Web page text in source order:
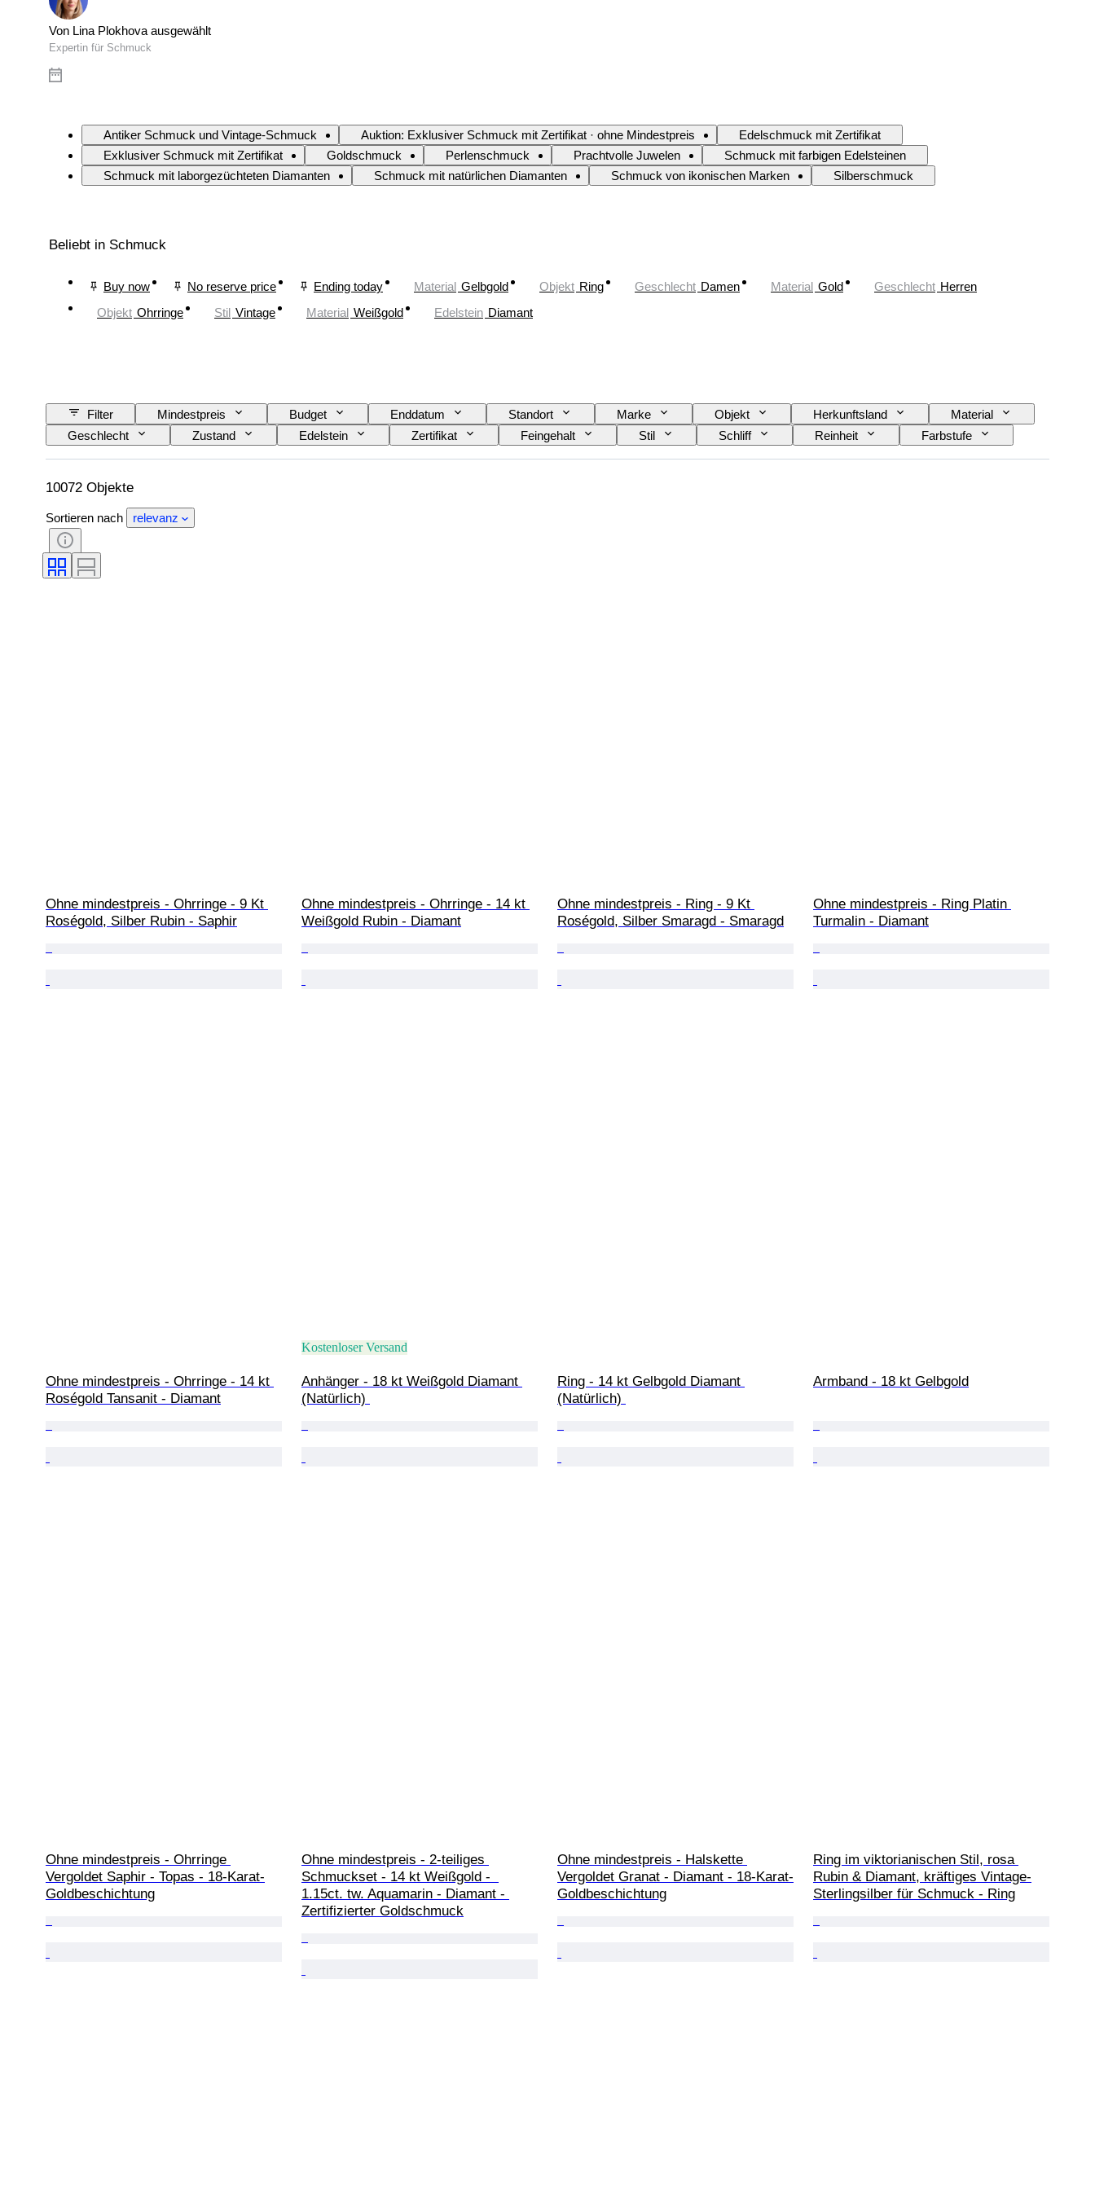
Von Lina Plokhova ausgewählt
Expertin für Schmuck
Antiker Schmuck und Vintage-Schmuck Auktion: Exklusiver Schmuck mit Zertifikat · ohne Mindestpreis
Edelschmuck mit Zertifikat
Exklusiver Schmuck mit Zertifikat
Goldschmuck Perlenschmuck Prachtvolle Juwelen
Schmuck mit farbigen Edelsteinen
Schmuck mit laborgezüchteten Diamanten
Schmuck mit natürlichen Diamanten Schmuck von ikonischen Marken Silberschmuck
Beliebt in Schmuck
Buy now No reserve price Ending today Material Gelbgold Objekt Ring Geschlecht Damen Material Gold Geschlecht Herren
Objekt Ohrringe Stil Vintage Material Weißgold Edelstein Diamant
Filter Mindestpreis Budget Enddatum Standort Marke Objekt Herkunftsland
Material
Geschlecht
Zustand Edelstein Zertifikat Feingehalt Stil Schliff Reinheit
Farbstufe
Exakte Farbe
Angegebene Größe Transparenz des Edelsteins Behandlung Diamanttyp Perlenglanz
Epoche
10072 Objekte
Sortieren nach relevanz
Ohne mindestpreis - Ohrringe - 9 Kt
Roségold, Silber Rubin - Saphir
Ohne mindestpreis - Ohrringe - 14 kt
Weißgold Rubin - Diamant
Ohne mindestpreis - Ring - 9 Kt
Roségold, Silber Smaragd - Smaragd
Ohne mindestpreis - Ring Platin
Turmalin - Diamant
Ohne mindestpreis - Ohrringe - 14 kt
Roségold Tansanit - Diamant
Kostenloser Versand
Anhänger - 18 kt Weißgold Diamant
(Natürlich)
Ring - 14 kt Gelbgold Diamant
(Natürlich)
Armband - 18 kt Gelbgold
Ohne mindestpreis - Ohrringe
Vergoldet Saphir - Topas - 18-Karat-
Goldbeschichtung
Ohne mindestpreis - 2-teiliges
Schmuckset - 14 kt Weißgold -
1.15ct. tw. Aquamarin - Diamant -
Zertifizierter Goldschmuck
Ohne mindestpreis - Halskette
Vergoldet Granat - Diamant - 18-Karat-
Goldbeschichtung
Ring im viktorianischen Stil, rosa
Rubin & Diamant, kräftiges Vintage-
Sterlingsilber für Schmuck - Ring